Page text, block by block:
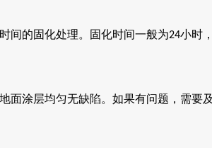
间的固化处理。固化时间一般为24小时
面涂层均匀无缺陷。如果有问题，需要